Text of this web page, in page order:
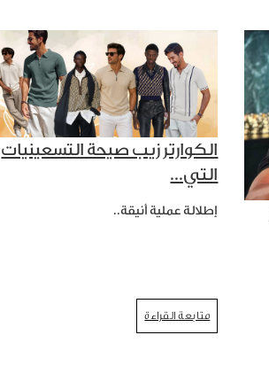
الكوارتر زيب صيحة التسعينيات
التي...
إطلالة عملية أنيقة..
متابعة القراءة